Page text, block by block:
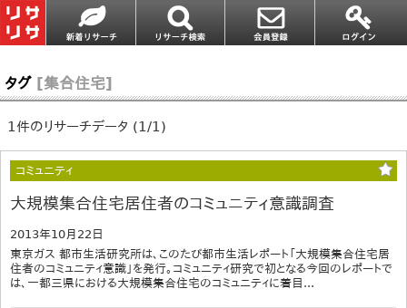
タグ [集合住宅]
1件のリサーチデータ (1/1)
コミュニティ
大規模集合住宅居住者のコミュニティ意識調査
2013年10月22日
東京ガス 都市生活研究所は、このたび都市生活レポート「大規模集合住宅居
住者のコミュニティ意識」を発行。コミュニティ研究で初となる今回のレポートで
は、一都三県における大規模集合住宅のコミュニティに着目...